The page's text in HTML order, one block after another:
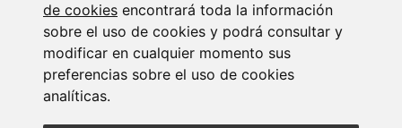
de cookies encontrará toda la información
sobre el uso de cookies y podrá consultar y
modificar en cualquier momento sus
preferencias sobre el uso de cookies
analíticas.
Suscribirse a la
newsletter
Entérate de nuestras últimas noticias